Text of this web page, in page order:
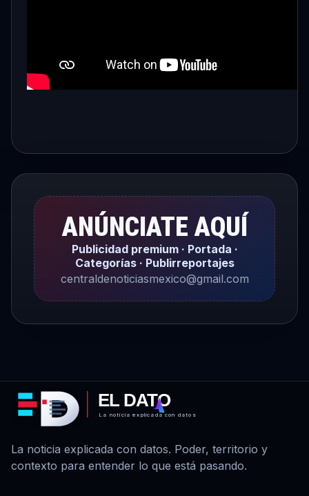
ANÚNCIATE AQUÍ
Publicidad premium · Portada ·
Categorías · Publirreportajes
centraldenoticiasmexico@gmail.com
EL DATO
La noticia explicada con datos
La noticia explicada con datos. Poder, territorio y
contexto para entender lo que está pasando.